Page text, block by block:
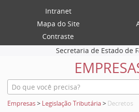
Intranet
Mapa do Site
Contraste
Secretaria de Estado de
Empresas> Legislação Tributária> Decretos